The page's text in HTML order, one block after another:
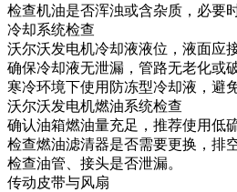
检查机油是否浑浊或含杂质，必要
冷却系统检查
沃尔沃发电机冷却液液位，液面应
确保冷却液无泄漏，管路无老化或破
寒冷环境下使用防冻型冷却液，避
沃尔沃发电机燃油系统检查
确认油箱燃油量充足，推荐使用低
检查燃油滤清器是否需要更换，排
检查油管、接头是否泄漏。
传动皮带与风扇